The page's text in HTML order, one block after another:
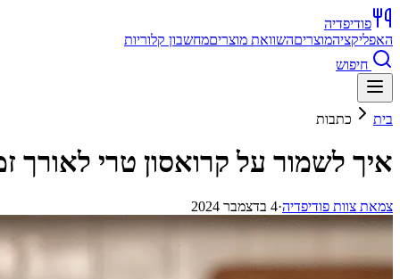
פודיפדיה
האפליקציהמוצריםהשוואת מוצריםמחשבון קלוריות
חיפוש
בית כתבות
איך לשמור על קרואסון טרי לאורך
צמאת צוות פודיפדיה·4 בדצמבר 2024